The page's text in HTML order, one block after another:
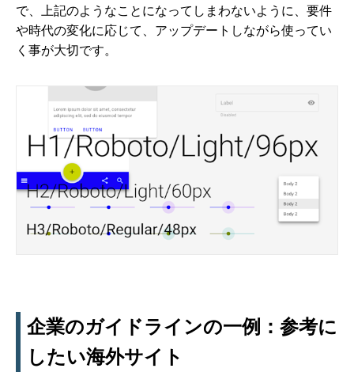
で、上記のようなことになってしまわないように、要件
や時代の変化に応じて、アップデートしながら使ってい
く事が大切です。
企業のガイドラインの一例：参考に
したい海外サイト